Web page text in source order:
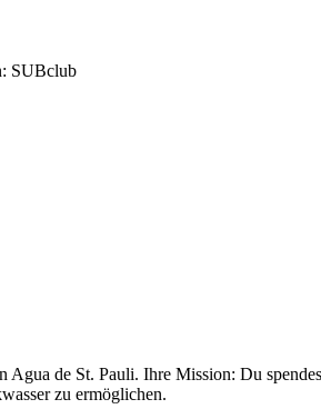
SUBclub
de St. Pauli. Ihre Mission: Du
zu ermöglichen.